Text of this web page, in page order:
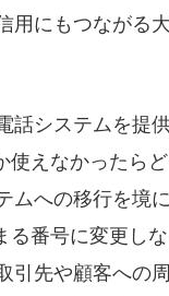
用にもつながる
話システムを提
えなかったらど
ムへの移行を境
番号に変更し
引先や顧客への